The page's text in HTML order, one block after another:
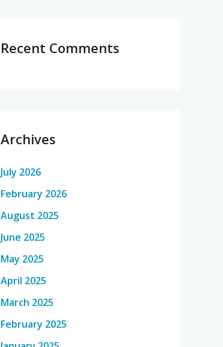
Recent Comments
Archives
July 2026
February 2026
August 2025
June 2025
May 2025
April 2025
March 2025
February 2025